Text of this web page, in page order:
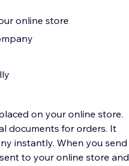
online store
on your online store.
documents for orders. It
instantly. When you send
to your online store and